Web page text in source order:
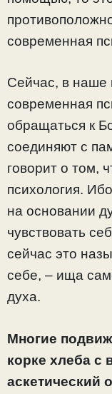
современная
Сейчас, в наше
современная
обращаться к
соединяют с
говорит о том,
психология.
на основании
чувствовать
сейчас это
себе, – ища
духа.
Многие
корке хлеба с
аскетический